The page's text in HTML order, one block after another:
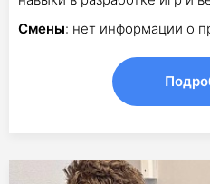
Смены: нет информации о